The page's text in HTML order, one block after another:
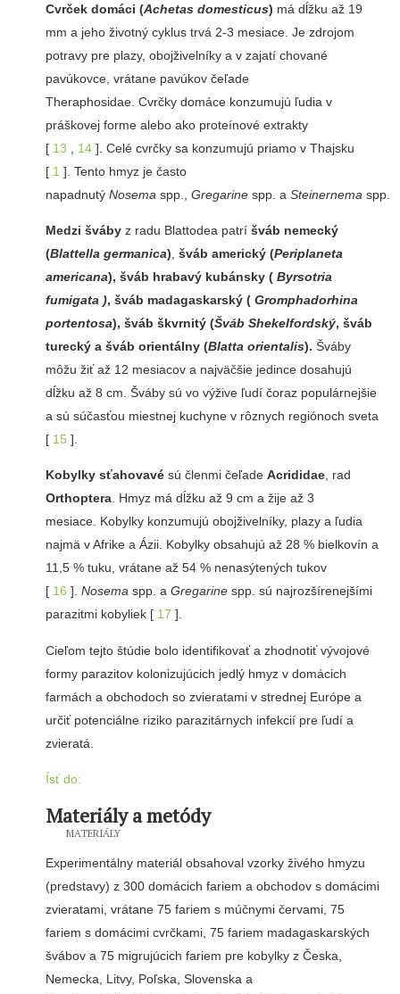
Cvrček domáci (Achetas domesticus) má dĺžku až 19
mm a jeho životný cyklus trvá 2-3 mesiace. Je zdrojom
potravy pre plazy, obojživelníky a v zajatí chované
pavúkovce, vrátane pavúkov čeľade
Theraphosidae. Cvrčky domáce konzumujú ľudia v
práškovej forme alebo ako proteínové extrakty
[ 13 14]. Celé cvrčky sa konzumujú priamo v Thajsku
[ 1 ]. Tento hmyz je často
napadnutý Nosema spp., Gregarinespp. a Steinernema spp.
Medzi švábyz radu Blattodea patrí šváb nemecký
(Blattella germanica) šváb americký (Periplaneta
americana), šváb hrabavý kubánsky ( Byrsotria
fumigata ), šváb madagaskarský ( Gromphadorhina
portentosa), šváb škvrnitý (Šváb Shekelfordský, šváb
turecký a šváb orientálny (Blatta orientalis). Šváby
môžu žiť až 12 mesiacov a najväčšie jedince dosahujú
dĺžku až 8 cm. Šváby sú vo výžive ľudí čoraz populárnejšie
a sú súčasťou miestnej kuchyne v rôznych regiónoch sveta
[ 15].
Kobylky sťahovavé sú členmi čeľade Acrididae, rad
Orthoptera. Hmyz má dĺžku až 9 cm a žije až 3
mesiace. Kobylky konzumujú obojživelníky, plazy a ľudia
najmä v Afrike a Ázii. Kobylky obsahujú až 28 % bielkovín a
11,5 % tuku, vrátane až 54 % nenasýtených tukov
[ 16 ]. Nosemaspp. a Gregarinespp. sú najrozšírenejšími
parazitmi kobyliek [ 17 ].
Cieľom tejto štúdie bolo identifikovať a zhodnotiť vývojové
formy parazitov kolonizujúcich jedlý hmyz v domácich
farmách a obchodoch so zvieratami v strednej Európe a
určiť potenciálne riziko parazitárnych infekcií pre ľudí a
zvieratá.
Ísť do:
Materiály a metódy
MATERIÁLY
Experimentálny materiál obsahoval vzorky živého hmyzu
(predstavy) z 300 domácich fariem a obchodov s domácimi
zvieratami, vrátane 75 fariem s múčnymi červami, 75
fariem s domácimi cvrčkami, 75 fariem madagaskarských
švábov a 75 migrujúcich fariem pre kobylky z Česka,
Nemecka, Litvy, Poľska, Slovenska a